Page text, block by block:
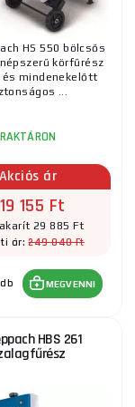
HS 550 bölcsős
körfűrész
és mindenekelőtt
...
RAKTÁRON
Akciós ár
155 Ft
29 885 Ft
ár:249 040 Ft
db MEGVENNI
HBS 261